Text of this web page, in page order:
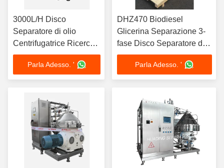
3000L/H Disco
Separatore di olio
Centrifugatrice Ricerca
idraulica di olio 5.5kW
Motore 220V Portatile
Design di carrello di
Parla Adesso. '
DHZ470 Biodiesel
Glicerina Separazione 3-
fase Disco Separatore di
olio pistone scorrevole
scarica automatica 37KW
Motore
Parla Adesso. '